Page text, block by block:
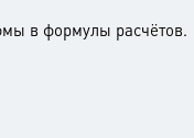
в формулы расчётов.